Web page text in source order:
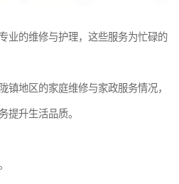
业的维修与护理，这些服务为忙碌的
镇地区的家庭维修与家政服务情况，
提升生活品质。